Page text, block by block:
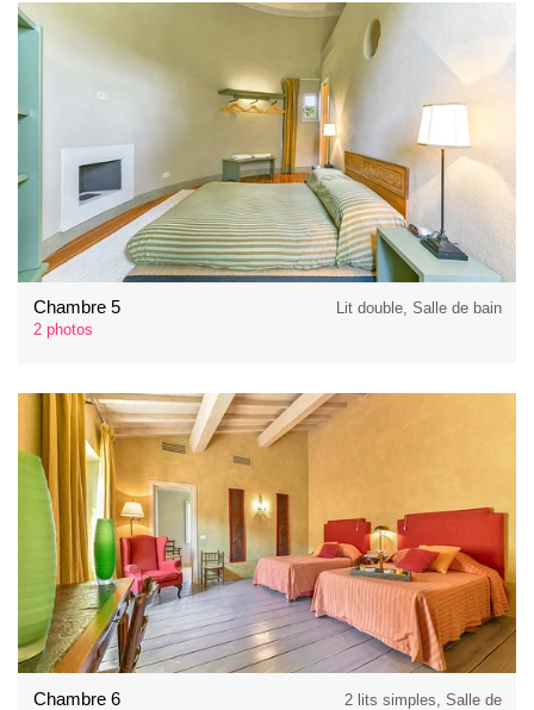
Chambre 5
2 photos
Lit double, Salle de bain
Chambre 6
2 lits simples, Salle de